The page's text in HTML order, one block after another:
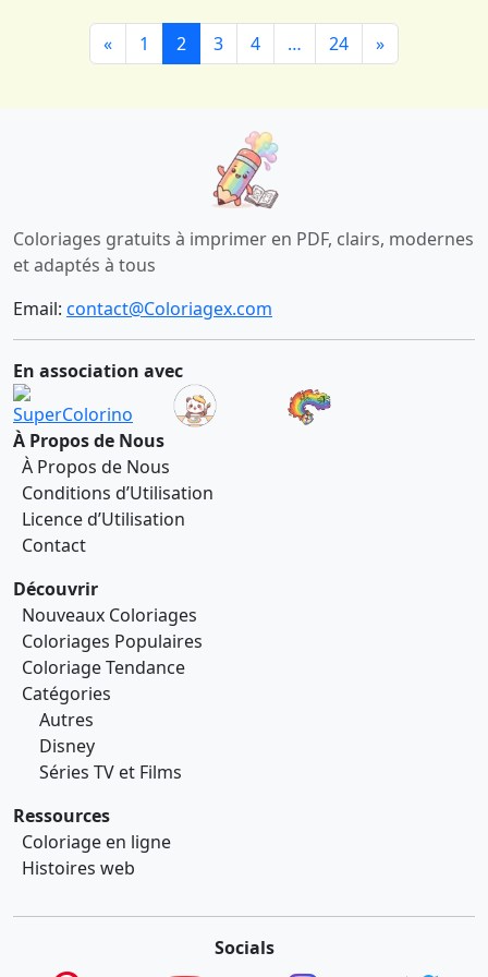
Cochez l’option « Ajuster à la page » pour vous
assurer que le dessin soit imprimé intégralement
: Créez sans limites : Il ne vous reste plus qu’à
préparer vos crayons préférés et à savourer un
moment de détente absolue !
« 1 2 3 4 … 24 »
Coloriages gratuits à imprimer en PDF, clairs, modernes
et adaptés à tous
Email: contact@Coloriagex.com
En association avec
À Propos de Nous
À Propos de Nous
Conditions d’Utilisation
Licence d’Utilisation
Contact
Découvrir
Nouveaux Coloriages
Coloriages Populaires
Coloriage Tendance
Catégories
Autres
Disney
Séries TV et Films
Ressources
Coloriage en ligne
Histoires web
Socials